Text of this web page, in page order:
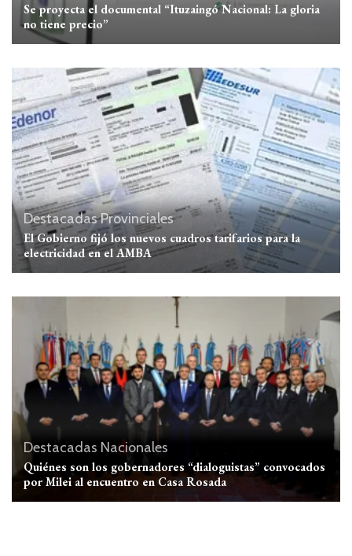
Se proyecta el documental “Ituzaingó Nacional: La gloria
no tiene precio”
DestacadasProvinciales
El Gobierno fijó los nuevos cuadros tarifarios para la
electricidad en el AMBA
Destacadas Nacionales
Quiénes son los gobernadores “dialoguistas” convocados
por Milei al encuentro en Casa Rosada